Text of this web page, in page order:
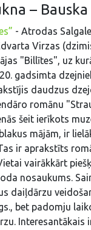
–
- Atrodas
Virzas
"Billītes", uz
gadsimta
daudzus
romānu
šeit ierīkots
mājām, ir
ir aprakstīts
vairākkārt
nosaukums.
daiļdārzu
bet padomju
Interesantākais